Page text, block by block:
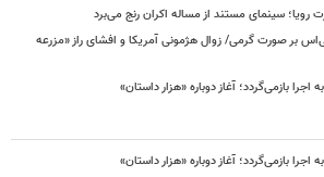
سینمای مستند از مساله اکران رنج می‌برد
بر صورت گرمی/ زوال هژمونی آمریکا و افشای راز «مزرعه